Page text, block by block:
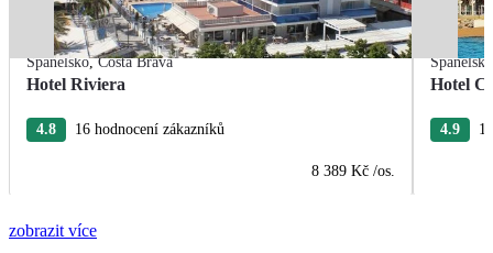
Španělsko,Costa Brava
Hotel Riviera
4.8 16 hodnocení zákazníků
8 389 Kč /os.
Španělsko
Hotel
4.9
zobrazit více